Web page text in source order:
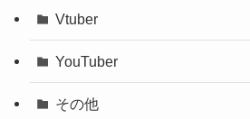
Vtuber
YouTuber
その他